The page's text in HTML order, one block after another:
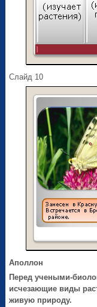
Слайд 10
Аполлон
Перед учеными-
исчезающие виды
живую природу.